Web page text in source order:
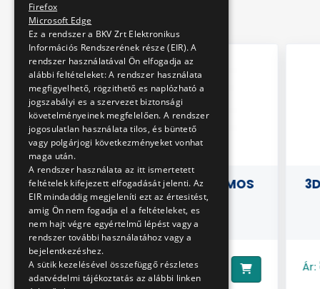
-
MATYI, A KIS VILLAMOS
Ár:3490 Ft Ár:
Firefox
Microsoft Edge
Ez a rendszer a BKV Zrt Elektronikus
Információs Rendszerének része (EIR). A
rendszer használatával Ön elfogadja az
alábbi feltételeket: A rendszer használata
megfigyelhető, rögzithető es naplózható a
jogszabályi es a szervezet biztonsági
követelményeinek megfelelően. A rendszer
jogosulatlan használata tilos, és büntető
vagy polgárjogi következményeket vonhat
maga után.
A rendszer használata az itt ismertetett
feltételek kifejezett elfogadását jelenti. Az
EIR mindaddig megjeleníti ezt az értesitést,
amig Ön nem fogadja el a feltételeket, es
nem hajt végre egyértelmű lépést vagy a
rendszer további használatához vagy a
bejelentkezéshez.
A sütik kezelésével összefüggő részletes
adatvédelmi tájékoztatás az alábbi linken